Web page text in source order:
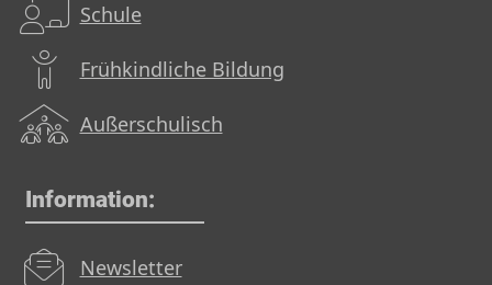
Schule
Frühkindliche Bildung
Außerschulisch
Information:
Newsletter